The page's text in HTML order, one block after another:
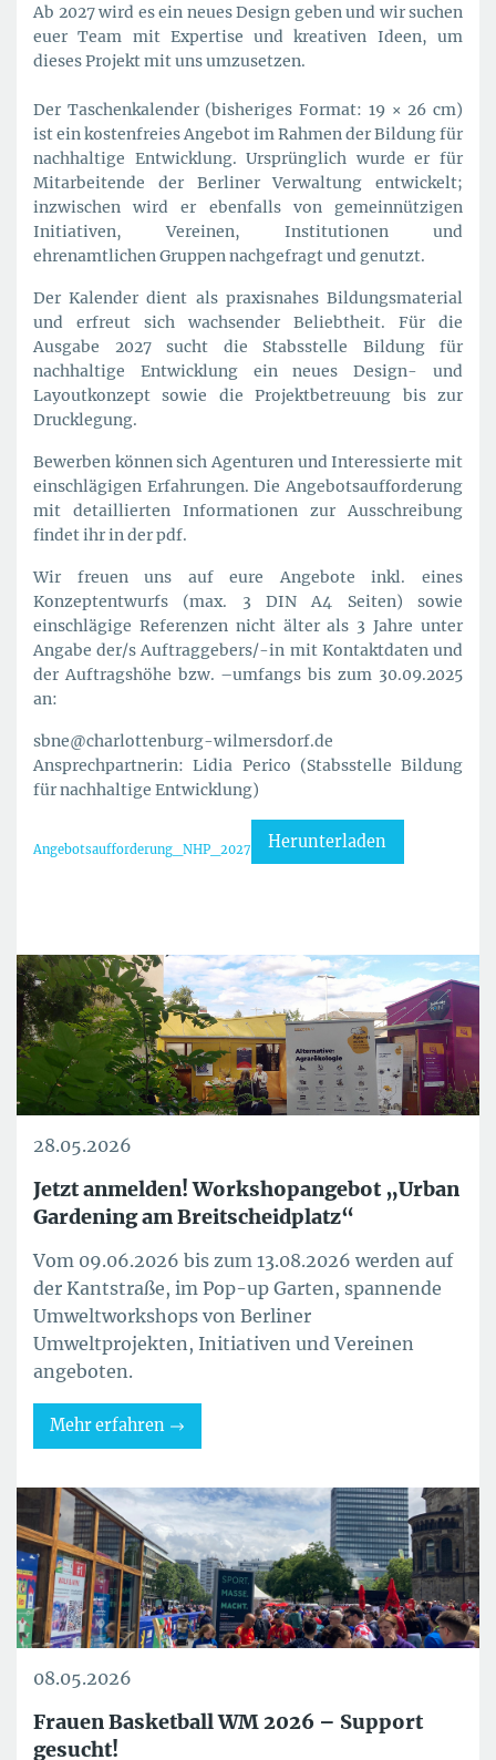
Ab 2027 wird es ein neues Design geben und wir suchen
euer Team mit Expertise und kreativen Ideen, um
dieses Projekt mit uns umzusetzen.
Der Taschenkalender (bisheriges Format: 19 × 26 cm)
ist ein kostenfreies Angebot im Rahmen der Bildung für
nachhaltige Entwicklung. Ursprünglich wurde er für
Mitarbeitende der Berliner Verwaltung entwickelt;
inzwischen wird er ebenfalls von gemeinnützigen
Initiativen, Vereinen, Institutionen und
ehrenamtlichen Gruppen nachgefragt und genutzt.
Der Kalender dient als praxisnahes Bildungsmaterial
und erfreut sich wachsender Beliebtheit. Für die
Ausgabe 2027 sucht die Stabsstelle Bildung für
nachhaltige Entwicklung ein neues Design- und
Layoutkonzept sowie die Projektbetreuung bis zur
Drucklegung.
Bewerben können sich Agenturen und Interessierte mit
einschlägigen Erfahrungen. Die Angebotsaufforderung
mit detaillierten Informationen zur Ausschreibung
findet ihr in der pdf.
Wir freuen uns auf eure Angebote inkl. eines
Konzeptentwurfs (max. 3 DIN A4 Seiten) sowie
einschlägige Referenzen nicht älter als 3 Jahre unter
Angabe der/s Auftraggebers/-in mit Kontaktdaten und
der Auftragshöhe bzw. –umfangs bis zum 30.09.2025
an:
sbne@charlottenburg-wilmersdorf.de
Ansprechpartnerin: Lidia Perico (Stabsstelle Bildung
für nachhaltige Entwicklung)
Angebotsaufforderung_NHP_2027 Herunterladen
28.05.2026
Jetzt anmelden! Workshopangebot „Urban
Gardening am Breitscheidplatz“
Vom 09.06.2026 bis zum 13.08.2026 werden auf
der Kantstraße, im Pop-up Garten, spannende
Umweltworkshops von Berliner
Umweltprojekten, Initiativen und Vereinen
angeboten.
Mehr erfahren
08.05.2026
Frauen Basketball WM 2026 – Support
gesucht!